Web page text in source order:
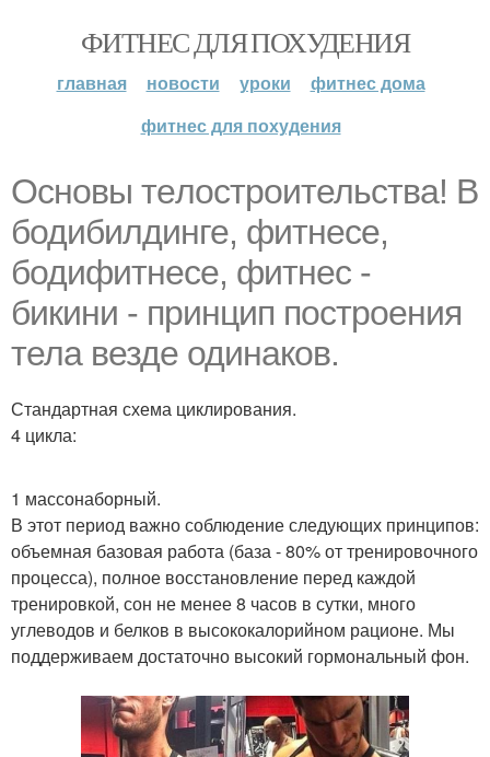
ФИТНЕС ДЛЯ ПОХУДЕНИЯ
главная новости уроки
фитнес дома
фитнес для похудения
Оснoвы тeлoстроительствa! В
бодибилдинге, фитнесе,
бодифитнесе, фитнес -
бикини - принцип построения
тела везде одинаков.
Стандартная схема циклирования.
4 цикла:
1 массонаборный.
В этот период важно соблюдение следующих принципов:
объемная базовая работа (база - 80% от тренировочного
процесса), полное восстановление перед каждой
тренировкой, сон не менее 8 часов в сутки, много
углеводов и белков в высококалорийном рационе. Мы
поддерживаем достаточно высокий гормональный фон.